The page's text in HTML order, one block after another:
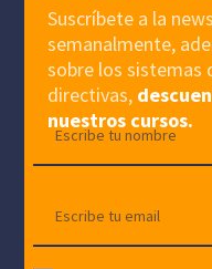
Suscríbete a la
semanalmente,
sobre los sistemas
directivas,
nuestros cursos.